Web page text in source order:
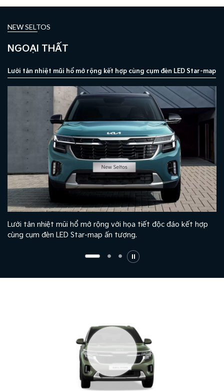
NEW SELTOS
NGOẠI THẤT
Lưới tản nhiệt mũi hổ mở rộng kết hợp cùng cụm đèn LED Star-map
Lưới tản nhiệt mũi hổ mở rộng với họa tiết độc đáo kết hợp
cùng cụm đèn LED Star-map ấn tượng.